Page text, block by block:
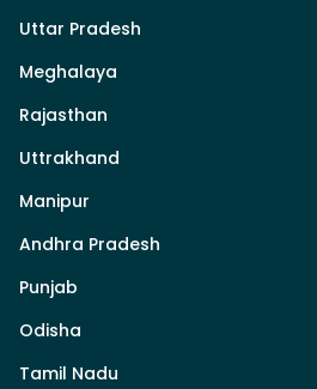
Uttar Pradesh
Meghalaya
Rajasthan
Uttrakhand
Manipur
Andhra Pradesh
Punjab
Odisha
Tamil Nadu